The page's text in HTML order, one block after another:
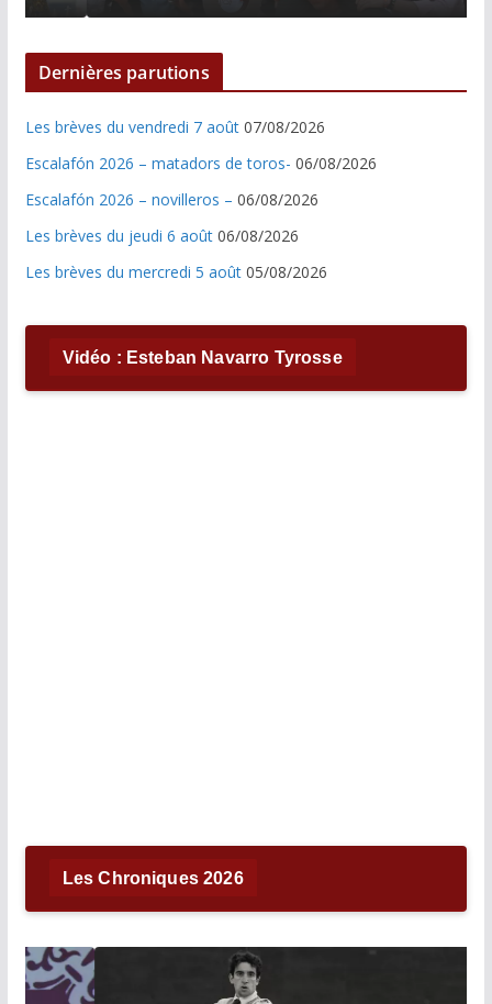
Dernières parutions
Les brèves du vendredi 7 août 07/08/2026
Escalafón 2026 – matadors de toros- 06/08/2026
Escalafón 2026 – novilleros – 06/08/2026
Les brèves du jeudi 6 août 06/08/2026
Les brèves du mercredi 5 août 05/08/2026
Vidéo : Esteban Navarro Tyrosse
Les Chroniques 2026